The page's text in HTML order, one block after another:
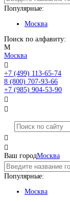
Популярные:
Москва
Поиск по алфавиту:
М
Москва

+7 (499) 113-65-74
8 (800) 707-93-66
+7 (985) 904-53-90




Ваш городМосква
Популярные:
Москва